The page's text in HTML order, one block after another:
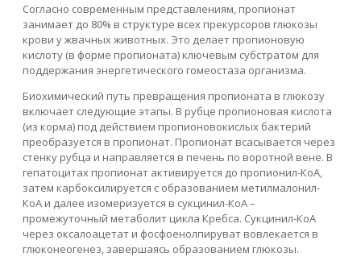
Согласно современным представлениям, пропионат
занимает до 80% в структуре всех прекурсоров глюкозы
крови у жвачных животных. Это делает пропионовую
кислоту (в форме пропионата) ключевым субстратом для
поддержания энергетического гомеостаза организма.
Биохимический путь превращения пропионата в глюкозу
включает следующие этапы. В рубце пропионовая кислота
(из корма) под действием пропионовокислых бактерий
преобразуется в пропионат. Пропионат всасывается через
стенку рубца и направляется в печень по воротной вене. В
гепатоцитах пропионат активируется до пропионил-КоА,
затем карбоксилируется с образованием метилмалонил-
КоА и далее изомеризуется в сукцинил-КоА –
промежуточный метаболит цикла Кребса. Сукцинил-КоА
через оксалоацетат и фосфоенолпируват вовлекается в
глюконеогенез, завершаясь образованием глюкозы.